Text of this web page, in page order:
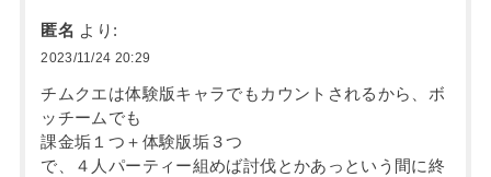
匿名 より:
2023/11/24 20:29
チムクエは体験版キャラでもカウントされるから、ボ
ッチームでも
課金垢１つ＋体験版垢３つ
で、４人パーティー組めば討伐とかあっという間に終